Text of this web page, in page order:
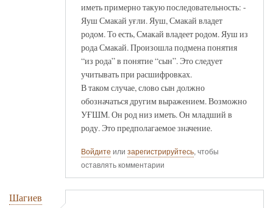
иметь примерно такую последовательность: -
Яуш Смакай уғли. Яуш, Смакай владет
родом. То есть, Смакай владеет родом. Яуш из
рода Смакай. Произошла подмена понятия
“из рода” в понятие “сын”. Это следует
учитывать при расшифровках.
В таком случае, слово сын должно
обозначаться другим выражением. Возможно
УҒШМ. Он род низ иметь. Он младший в
роду. Это предполагаемое значение.
Войдите или зарегистрируйтесь, чтобы
оставлять комментарии
Шагиев